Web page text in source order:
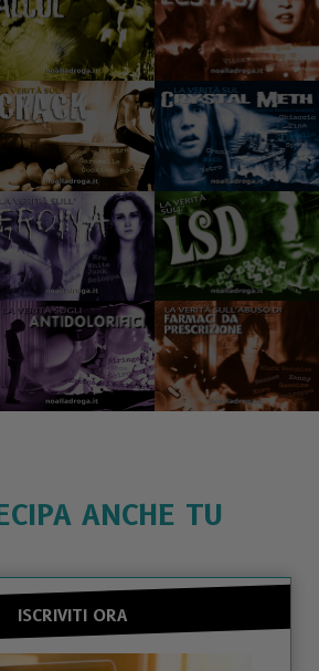
ANCHE TU
ISCRIVITI ORA